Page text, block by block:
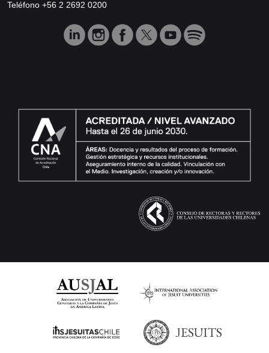
Teléfono +56 2 2692 0200